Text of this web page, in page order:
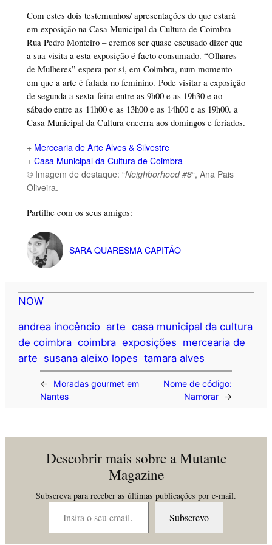
Com estes dois testemunhos/ apresentações do que estará
em exposição na Casa Municipal da Cultura de Coimbra –
Rua Pedro Monteiro – cremos ser quase escusado dizer que
a sua visita a esta exposição é facto consumado. “Olhares
de Mulheres” espera por si, em Coimbra, num momento
em que a arte é falada no feminino. Pode visitar a exposição
de segunda a sexta-feira entre as 9h00 e as 19h30 e ao
sábado entre as 11h00 e as 13h00 e as 14h00 e as 19h00. a
Casa Municipal da Cultura encerra aos domingos e feriados.
+ Mercearia de Arte Alves & Silvestre
+ Casa Municipal da Cultura de Coimbra
© Imagem de destaque: “Neighborhood #8“, Ana Pais
Oliveira.
Partilhe com os seus amigos:
SARA QUARESMA CAPITÃO
NOW
andrea inocêncio arte casa municipal da cultura
de coimbra coimbra exposições mercearia de
arte susana aleixo lopes tamara alves
←
Moradas gourmet em
Nantes
Nome de código:
Namorar
→
Descobrir mais sobre a Mutante
Magazine
Subscreva para receber as últimas publicações por e-mail.
Insira o seu email…
Subscrevo